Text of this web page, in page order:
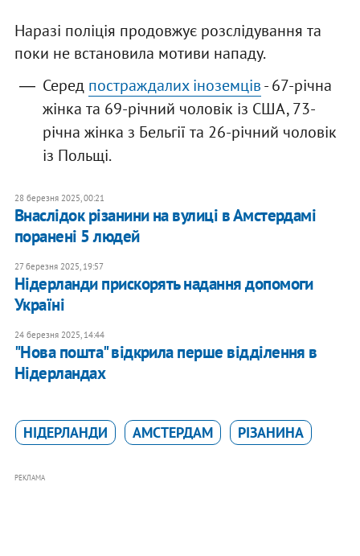
Наразі поліція продовжує розслідування та
поки не встановила мотиви нападу.
Серед постраждалих іноземців- 67-річна
жінка та 69-річний чоловік із США, 73-
річна жінка з Бельгії та 26-річний чоловік
із Польщі.
28 березня 2025, 00:21
Внаслідок різанини на вулиці в Амстердамі
поранені 5 людей
27 березня 2025, 19:57
Нідерланди прискорять надання допомоги
Україні
24 березня 2025, 14:44
"Нова пошта" відкрила перше відділення в
Нідерландах
НІДЕРЛАНДИ АМСТЕРДАМ РІЗАНИНА
РЕКЛАМА